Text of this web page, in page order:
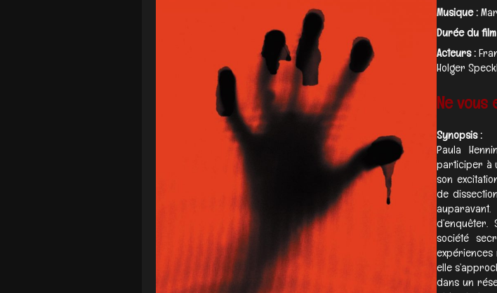
Musique :
Durée du
Acteurs :
Holger
Ne vous
Synopsis :
Paula
participer à
son
de
société
expériences
elle
dans un